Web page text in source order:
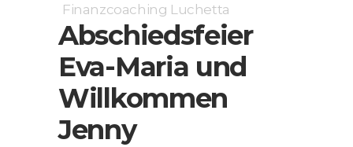
Finanzcoaching Luchetta
Abschiedsfeier
Eva-Maria und
Willkommen
Jenny